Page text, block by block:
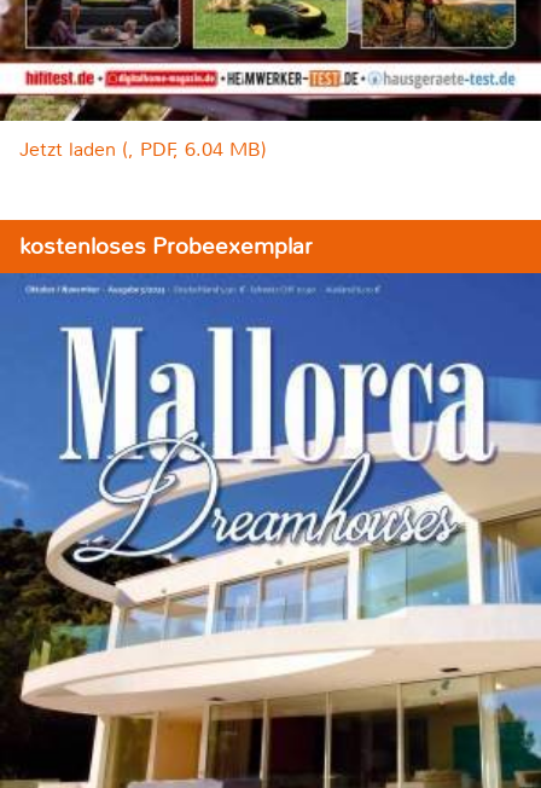
Jetzt laden (, PDF, 6.04 MB)
kostenloses Probeexemplar